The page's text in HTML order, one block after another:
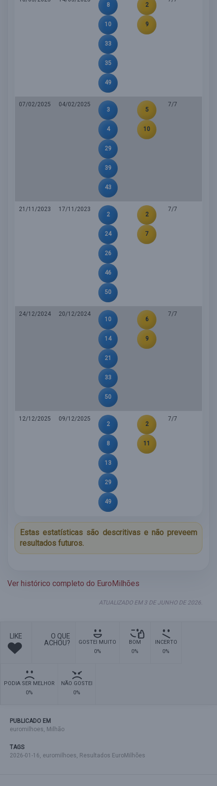
8
10
33
35
49
2
9
07/02/2025
04/02/2025
3
4
29
39
43
5
10
7/7
21/11/2023
17/11/2023
2
24
26
46
50
2
7
7/7
24/12/2024
20/12/2024
10
14
21
33
50
6
9
7/7
12/12/2025
09/12/2025
2
8
13
29
49
2
11
7/7
Estas estatísticas são descritivas e não preveem
resultados futuros.
Ver histórico completo do EuroMilhões
ATUALIZADO EM 3 DE JUNHO DE 2026.
LIKE
O QUE
ACHOU?
GOSTEI MUITO
0%
BOM
0%
INCERTO
0%
PODIA SER MELHOR
0%
NÃO GOSTEI
0%
PUBLICADO EM
euromilhoes, Milhão
TAGS
2026-01-16, euromilhoes, Resultados EuroMilhões